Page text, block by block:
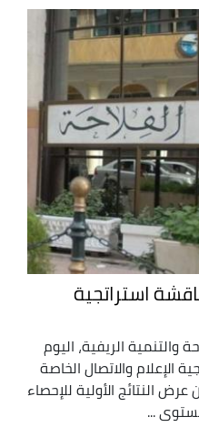
استراتجية
الريفية، اليوم
الإعلام والاتصال الخاصة
النتائج الأولية للإحصاء
...